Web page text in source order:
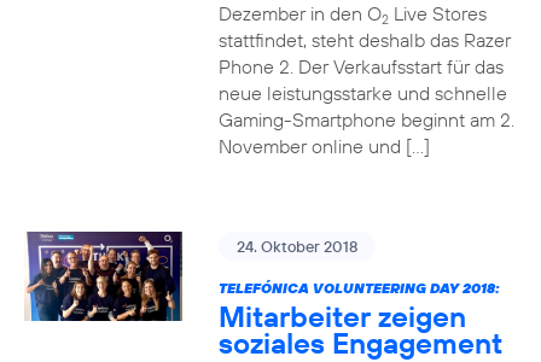
Dezember in den O2Live Stores
stattfindet, steht deshalb das Razer
Phone 2. Der Verkaufsstart für das
neue leistungsstarke und schnelle
Gaming-Smartphone beginnt am 2.
November online und […]
24. Oktober 2018
TELEFÓNICA VOLUNTEERING DAY 2018:
Mitarbeiter zeigen
soziales Engagement